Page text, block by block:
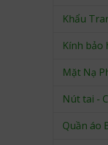
Khẩu
Kính bảo
Mặt Nạ
Nút tai -
Quần áo